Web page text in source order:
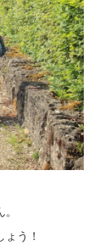
う！